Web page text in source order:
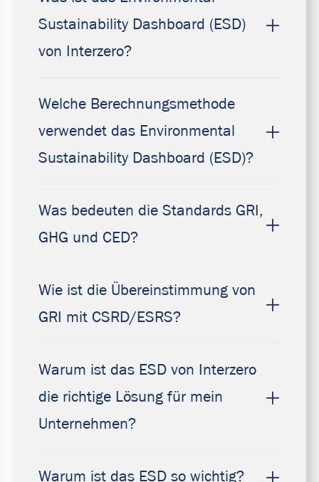
Sustainability Dashboard (ESD)
von Interzero?
Welche Berechnungsmethode
verwendet das Environmental
Sustainability Dashboard (ESD)?
Was bedeuten die Standards GRI,
GHG und CED?
Wie ist die Übereinstimmung von
GRI mit CSRD/ESRS?
Warum ist das ESD von Interzero
die richtige Lösung für mein
Unternehmen?
Warum ist das ESD so wichtig?